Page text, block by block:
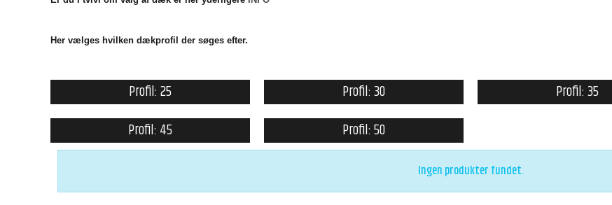
Her vælges hvilken dækprofil der søges efter.
Profil: 25 Profil: 30 Profil: 35
Profil: 45
Profil: 50
Ingen produkter fundet.